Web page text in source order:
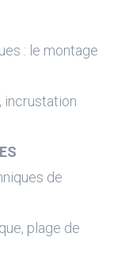
: le montage
incrustation
de
plage de